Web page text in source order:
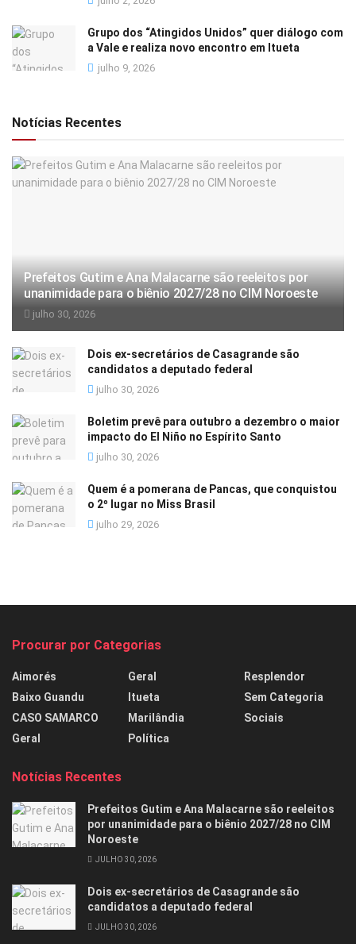
Grupo dos “Atingidos Unidos” quer diálogo com
a Vale e realiza novo encontro em Itueta
julho 9, 2026
Notícias Recentes
Prefeitos Gutim e Ana Malacarne são reeleitos por
unanimidade para o biênio 2027/28 no CIM Noroeste
julho 30, 2026
Dois ex-secretários de Casagrande são
candidatos a deputado federal
julho 30, 2026
Boletim prevê para outubro a dezembro o maior
impacto do El Niño no Espírito Santo
julho 30, 2026
Quem é a pomerana de Pancas, que conquistou
o 2º lugar no Miss Brasil
julho 29, 2026
Procurar por Categorias
Aimorés
Baixo Guandu
CASO SAMARCO
Geral
Geral
Itueta
Marilândia
Política
Resplendor
Sem Categoria
Sociais
Notícias Recentes
Prefeitos Gutim e Ana Malacarne são reeleitos
por unanimidade para o biênio 2027/28 no CIM
Noroeste
JULHO 30, 2026
Dois ex-secretários de Casagrande são
candidatos a deputado federal
JULHO 30, 2026